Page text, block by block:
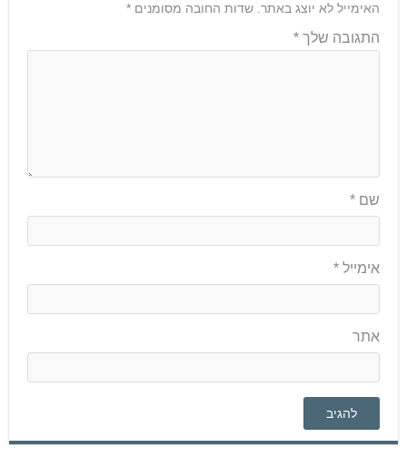
האימייל לא יוצג באתר. שדות החובה מסומנים *
התגובה שלך *
שם *
אימייל *
אתר